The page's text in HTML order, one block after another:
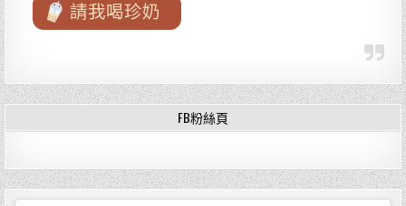
請我喝珍奶
FB粉絲頁